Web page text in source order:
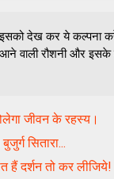
देख कर ये कल्पना
वाली रौशनी और इसके
जीवन के रहस्‍य।
सितारा...
हैं दर्शन तो कर लीजिये!